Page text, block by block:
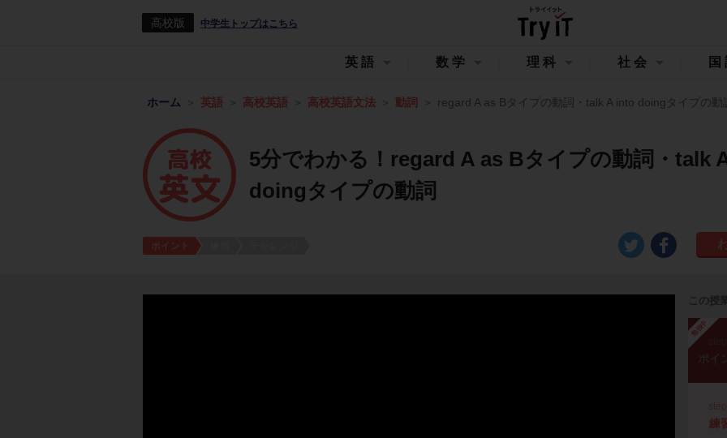
高校版 中学生トップはこちら
英語 数学 理科 社会 国
ホーム 英語 高校英語 高校英語文法 動詞 regard A as Bタイプの動詞・talk A into doingタイプの動詞
5分でわかる！regard A as Bタイプの動詞・talk
doingタイプの動詞
ポイント
この授
勉強中
練